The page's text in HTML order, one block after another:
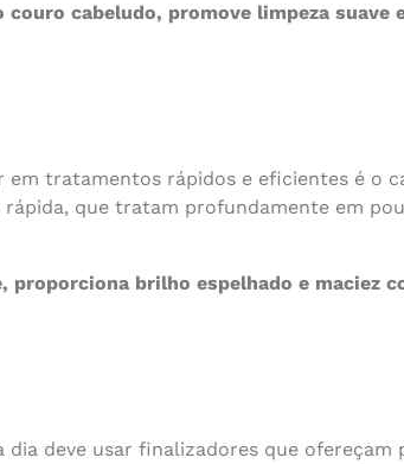
couro cabeludo, promove limpeza suave
tratamentos rápidos e eficientes é o
que tratam profundamente em
proporciona brilho espelhado e maciez
dia deve usar finalizadores que